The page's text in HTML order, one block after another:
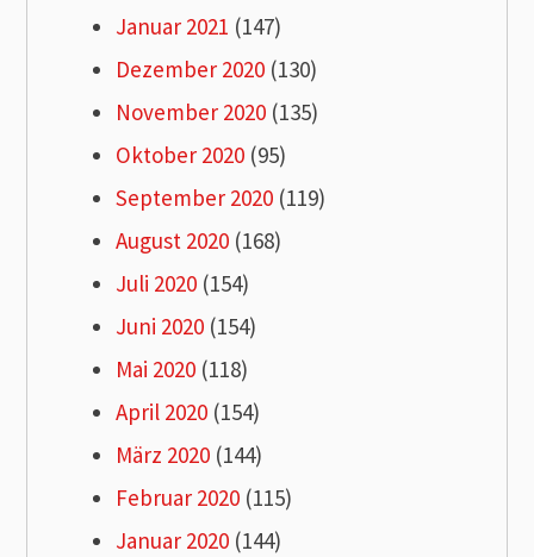
Januar 2021 (147)
Dezember 2020 (130)
November 2020 (135)
Oktober 2020 (95)
September 2020 (119)
August 2020 (168)
Juli 2020 (154)
Juni 2020 (154)
Mai 2020 (118)
April 2020 (154)
März 2020 (144)
Februar 2020 (115)
Januar 2020 (144)